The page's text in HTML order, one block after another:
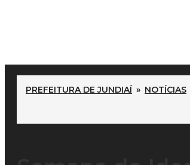
PREFEITURA DE JUNDIAÍ » NOTÍCIAS